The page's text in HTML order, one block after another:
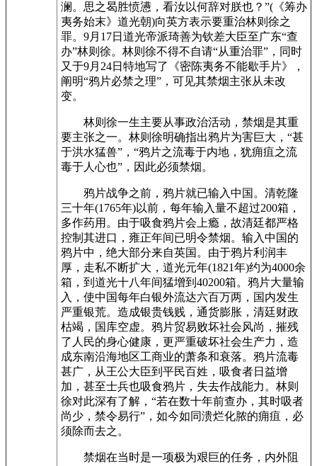
澜。思之曷胜愤懑，看汝以何辞对朕也？”(《筹办
夷务始末》道光朝)向英方表示要重治林则徐之
罪。9月17日道光帝派琦善为钦差大臣至广东“查
办”林则徐。林则徐不得不自请“从重治罪”，同时
又于9月24日特地写了《密陈夷务不能歇手片》，
阐明“鸦片必禁之理”，可见其禁烟主张从未改
变。
林则徐一生主要从事政治活动，禁烟是其重
要主张之一。林则徐明确指出鸦片为害巨大，“甚
于洪水猛兽”，“鸦片之流毒于内地，犹痈疽之流
毒于人心也”，因此必须禁烟。
鸦片战争之前，鸦片就已输入中国。清乾隆
三十年(1765年)以前，每年输入量不超过200箱，
多作药用。由于吸食鸦片会上瘾，故清廷都严格
控制其进口，雍正年间已明令禁烟。输入中国的
鸦片中，绝大部分来自英国。由于鸦片利润丰
厚，走私不断扩大，道光元年(1821年)约为4000余
箱，到道光十八年间猛增到40200箱。鸦片大量输
入，使中国每年白银外流达六百万两，国内发生
严重银荒。造成银贵钱贱，通货膨胀，清廷财政
枯竭，国库空虚。鸦片贸易败坏社会风尚，摧残
了人民的身心健康，更严重破坏社会生产力，造
成东南沿海地区工商业的萧条和衰落。鸦片流毒
甚广，从王公大臣到平民百姓，吸食者日益增
加，甚至士兵也吸食鸦片，失去作战能力。林则
徐对此深有了解，“若在数十年前查办，其时吸者
尚少，禁令易行”，如今如同溃烂化脓的痈疽，必
须除而去之。
禁烟在当时是一项极为艰巨的任务，内外阻